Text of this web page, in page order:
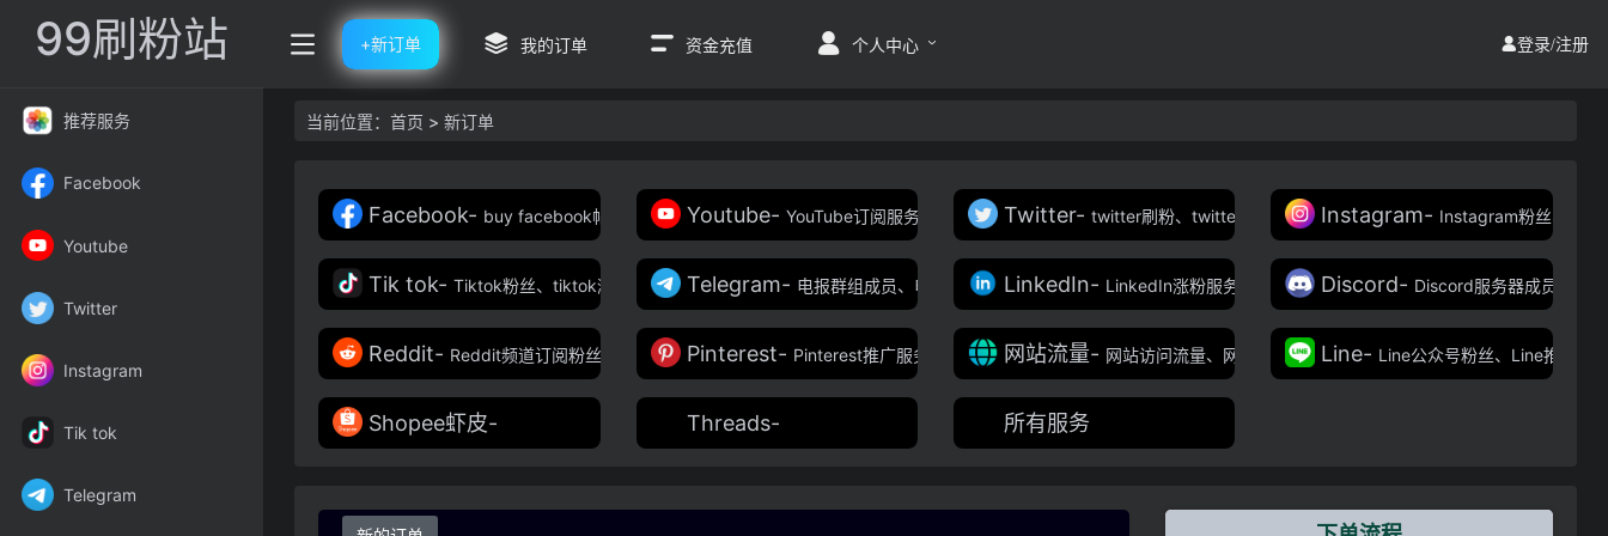
99刷粉站
推荐服务
Facebook
Youtube
Twitter
Instagram
Tik tok
Telegram
+新订单 我的订单 资金充值 个人中心 登录/注册
当前位置：首页 > 新订单
Facebook- buy facebook帖子点赞、Facebook公共主页粉丝、个人主页粉丝、Facebook群组成员、Facebook刷五星好评、Facebook播放量服务
Youtube- YouTube订阅服务、YouTube粉丝、YouTube播放量、YouTube打榜、油管打榜、YouTube点赞、YouTube直
Twitter- twitter刷粉、twitter涨粉平台、twitter推广服务、twitter转推、
Instagram- Instagram粉丝、
Tik tok- Tiktok粉丝、tiktok涨粉、tiktok刷粉、Tiktok播放量、tiktok刷播放量、tiktok直播观众服务
Telegram- 电报群组成员、电报频道订阅者、电报在线人员、飞机群拉人、飞机账号
LinkedIn- LinkedIn涨粉服务、LinkedIn公众号粉丝、LinkedIn刷公众号粉丝
Discord- Discord服务器成员，
Reddit- Reddit频道订阅粉丝、Reddit刷粉平台、Reddit涨粉服务
Pinterest- Pinterest推广服务、Pinterest关注者服务、Pinterest图片点赞服务
网站流量- 网站访问流量、网站定向流量、网站币圈流量、网站谷歌搜索流量
Line- Line公众号粉丝、Line推广服
Shopee虾皮- Threads- 所有服务